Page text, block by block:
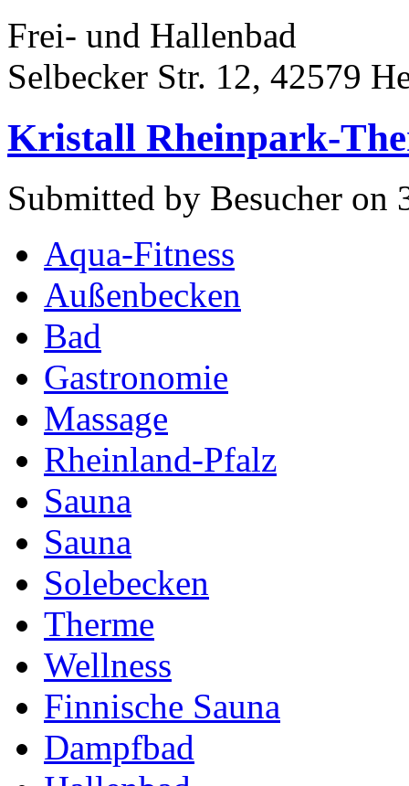
Frei- und Hallenbad
Selbecker Str. 12, 42579
Kristall Rheinpark-
Submitted by Besucher on
Aqua-Fitness
Außenbecken
Bad
Gastronomie
Massage
Rheinland-Pfalz
Sauna
Sauna
Solebecken
Therme
Wellness
Finnische Sauna
Dampfbad